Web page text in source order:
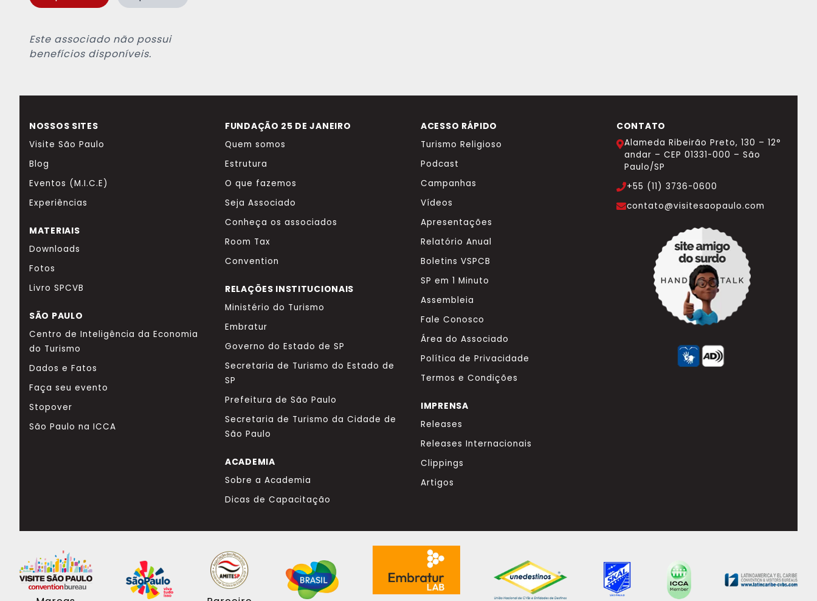
Este associado não possui
benefícios disponíveis.
NOSSOS SITES
Visite São Paulo
Blog
Eventos (M.I.C.E)
Experiências
MATERIAIS
Downloads
Fotos
Livro SPCVB
SÃO PAULO
Centro de Inteligência da Economia
do Turismo
Dados e Fatos
Faça seu evento
Stopover
São Paulo na ICCA
FUNDAÇÃO 25 DE JANEIRO
Quem somos
Estrutura
O que fazemos
Seja Associado
Conheça os associados
Room Tax
Convention
RELAÇÕES INSTITUCIONAIS
Ministério do Turismo
Embratur
Governo do Estado de SP
Secretaria de Turismo do Estado de
SP
Prefeitura de São Paulo
Secretaria de Turismo da Cidade de
São Paulo
ACADEMIA
Sobre a Academia
Dicas de Capacitação
ACESSO RÁPIDO
Turismo Religioso
Podcast
Campanhas
Vídeos
Apresentações
Relatório Anual
Boletins VSPCB
SP em 1 Minuto
Assembleia
Fale Conosco
Área do Associado
Política de Privacidade
Termos e Condições
IMPRENSA
Releases
Releases Internacionais
Clippings
Artigos
CONTATO
Alameda Ribeirão Preto, 130 – 12°
andar – CEP 01331-000 – São
Paulo/SP
+55 (11) 3736-0600
contato@visitesaopaulo.com